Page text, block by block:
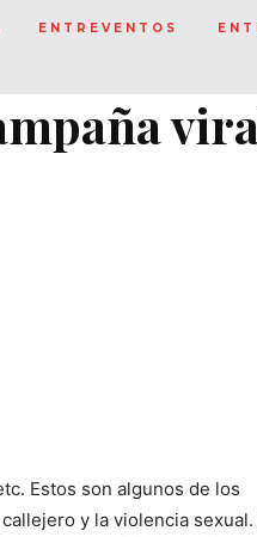
ENTREVENTOS
Estos son algunos de los
y la violencia sexual.